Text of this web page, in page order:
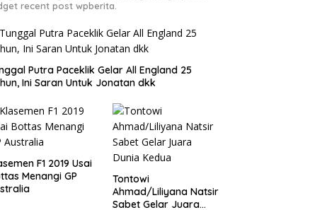
recent post wpberita.
Putra Paceklik Gelar All England 25
Ini Saran Untuk Jonatan dkk
F1 2019 Usai
Menangi GP
Tontowi
Ahmad/Liliyana Natsir
Sabet Gelar Juara